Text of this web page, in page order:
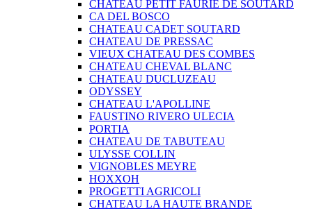
CHATEAU PETIT FAURIE DE SOUTARD
CA DEL BOSCO
CHATEAU CADET SOUTARD
CHATEAU DE PRESSAC
VIEUX CHATEAU DES COMBES
CHATEAU CHEVAL BLANC
CHATEAU DUCLUZEAU
ODYSSEY
CHATEAU L'APOLLINE
FAUSTINO RIVERO ULECIA
PORTIA
CHATEAU DE TABUTEAU
ULYSSE COLLIN
VIGNOBLES MEYRE
HOXXOH
PROGETTI AGRICOLI
CHATEAU LA HAUTE BRANDE